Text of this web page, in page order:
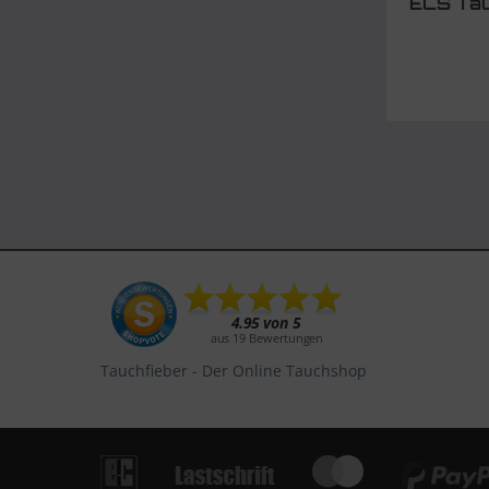
ECS
Tauchfieber - Der Online Tauchshop